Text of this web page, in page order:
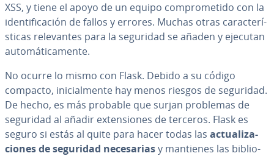
XSS, y tiene el apoyo de un equipo co­m­pro­me­ti­do con la
ide­n­ti­fi­ca­ción de fallos y errores. Muchas otras ca­ra­c­te­rí­
s­ti­cas re­le­va­n­tes para la seguridad se añaden y ejecutan
au­to­má­ti­ca­me­n­te.
No ocurre lo mismo con Flask. Debido a su código
compacto, ini­cia­l­me­n­te hay menos riesgos de seguridad.
De hecho, es más probable que surjan problemas de
seguridad al añadir ex­te­n­sio­nes de terceros. Flask es
seguro si estás al quite para hacer todas las ac­tua­li­za­
cio­nes de seguridad ne­ce­sa­riasy mantienes las bi­blio­